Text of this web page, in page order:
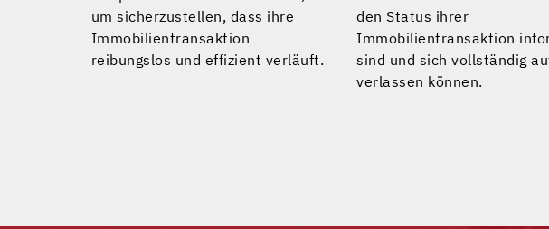
um sicherzustellen, dass ihre
Immobilientransaktion
reibungslos und effizient verläuft.
den Status ihrer
Immobilientransaktion
sind und sich vollständig
verlassen können.